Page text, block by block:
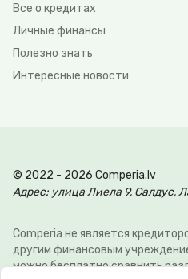
Все о кредитах
Личные финансы
Полезно знать
Интересные новости
© 2022 - 2026 Comperia.lv
Адрес: улица Лиела 9, Салдус,
Comperia не является
другим финансовым
можно бесплатно сравнить